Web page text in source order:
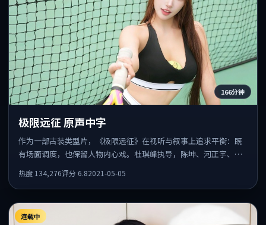
166分钟
极限远征 原声中字
作为一部古装类型片，《极限远征》在视听与叙事上追求平衡：既
有场面调度，也保留人物内心戏。杜琪峰执导，陈坤、河正宇、雷
热度 134,276评分 6.82021-05-05
连载中